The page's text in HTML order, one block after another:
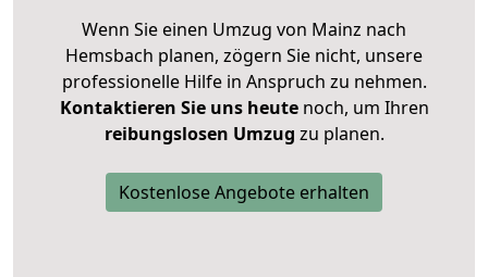
Wenn Sie einen Umzug von Mainz nach
Hemsbach planen, zögern Sie nicht, unsere
professionelle Hilfe in Anspruch zu nehmen.
Kontaktieren Sie uns heutenoch, um Ihren
reibungslosen Umzug zu planen.
Kostenlose Angebote erhalten